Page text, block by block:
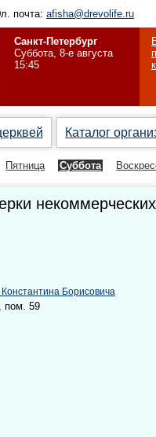
почта: afisha@drevolife.ru
Санкт-Петербург
Суббота, 8-е августа
15:45
Каталог
Пятница Суббота
Борисовича
пом. 59